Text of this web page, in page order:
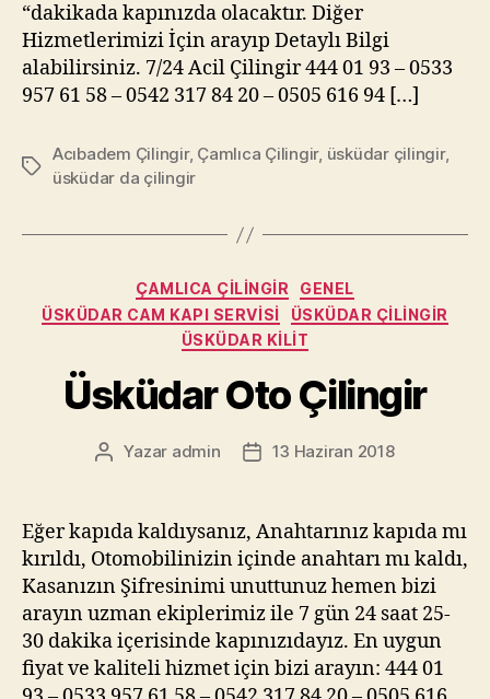
“dakikada kapınızda olacaktır. Diğer
Hizmetlerimizi İçin arayıp Detaylı Bilgi
alabilirsiniz. 7/24 Acil Çilingir 444 01 93 – 0533
957 61 58 – 0542 317 84 20 – 0505 616 94 […]
Etiketler
Acıbadem Çilingir, Çamlıca Çilingir, üsküdar çilingir,
üsküdar da çilingir
Kategoriler
ÇAMLICA ÇILINGIR
GENEL
ÜSKÜDAR CAM KAPI SERVISI
ÜSKÜDAR ÇILINGIR
ÜSKÜDAR KILIT
Üsküdar Oto Çilingir
Yazının
Yazar admin
Yazı13 Haziran 2018
Eğer kapıda kaldıysanız, Anahtarınız kapıda mı
kırıldı, Otomobilinizin içinde anahtarı mı kaldı,
Kasanızın Şifresinimi unuttunuz hemen bizi
arayın uzman ekiplerimiz ile 7 gün 24 saat 25-
30 dakika içerisinde kapınızıdayız. En uygun
fiyat ve kaliteli hizmet için bizi arayın: 444 01